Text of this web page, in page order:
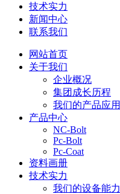
技术实力
新闻中心
联系我们
网站首页
关于我们
企业概况
集团成长历程
我们的产品应用
产品中心
NC-Bolt
Pc-Bolt
Pc-Coat
资料画册
技术实力
我们的设备能力